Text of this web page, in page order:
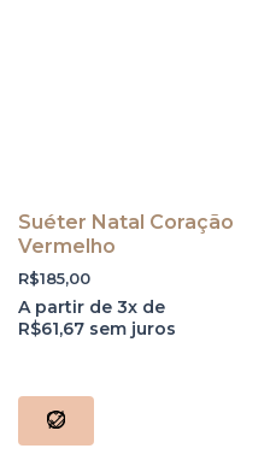
Suéter Natal Coração
Vermelho
R$185,00
A partir de 3x de
R$61,67 sem juros